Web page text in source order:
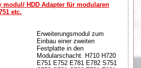
modul/ HDD Adapter für modularen
etc.
Erweiterungsmodul zum
Einbau einer zweiten
Festplatte in den
Modularschacht. H710 H720
E751 E752 E781 E782 S751